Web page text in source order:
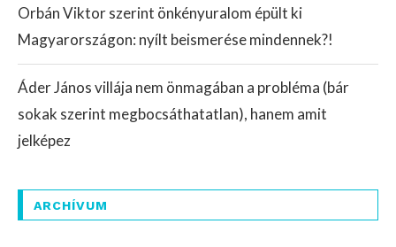
Orbán Viktor szerint önkényuralom épült ki
Magyarországon: nyílt beismerése mindennek?!
Áder János villája nem önmagában a probléma (bár
sokak szerint megbocsáthatatlan), hanem amit
jelképez
ARCHÍVUM